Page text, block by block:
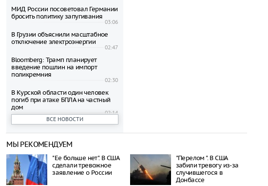
МИД России посоветовал Германии
бросить политику запугивания
03:06
В Грузии объяснили масштабное
отключение электроэнергии
02:47
Bloomberg: Трамп планирует
введение пошлин на импорт
поликремния
02:30
В Курской области один человек
погиб при атаке БПЛА на частный
дом
02:14
Эксперт Диана Фердман о
популярных китайских курортах
среди россиян
В России разрешена продажа
бензина стандартов Евро-2, Евро-3
и Евро-4
ВСЕ НОВОСТИ
МЫ РЕКОМЕНДУЕМ
"Ее больше нет". В США
сделали тревожное
заявление о России
"Перелом ". В США
забили тревогу из-за
случившегося в
Донбассе